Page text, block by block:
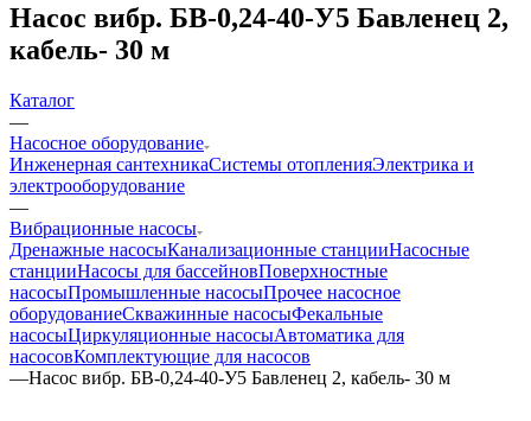
Насос вибр. БВ-0,24-40-У5 Бавленец 2,
кабель- 30 м
Каталог
—
Насосное оборудование
Инженерная сантехникаСистемы отопленияЭлектрика и
электрооборудование
—
Вибрационные насосы
Дренажные насосыКанализационные станцииНасосные
станцииНасосы для бассейновПоверхностные
насосыПромышленные насосыПрочее насосное
оборудованиеСкважинные насосыФекальные
насосыЦиркуляционные насосыАвтоматика для
насосовКомплектующие для насосов
—Насос вибр. БВ-0,24-40-У5 Бавленец 2, кабель- 30 м